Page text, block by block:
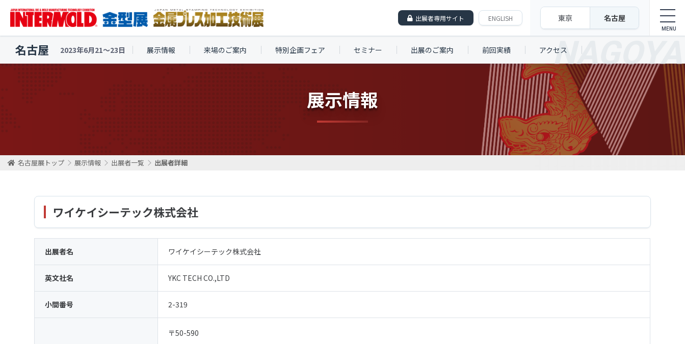
出展者専用サイト ENGLISH 東京 名古屋
名古屋 2023年6月21〜23日 展示情報 来場のご案内 特別企画フェア セミナー 出展のご案内 前回実績 アクセス
展示情報
名古屋展トップ 展示情報 出展者一覧 出展者詳細
ワイケイシーテック株式会社
出展者名 ワイケイシーテック株式会社
英文社名 YKC TECH CO.,LTD
小間番号 2-319
〒50-590